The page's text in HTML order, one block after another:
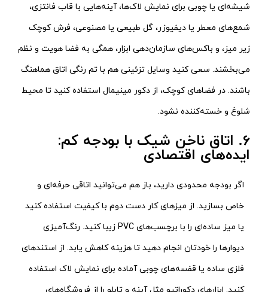
شیشه‌ای یا چوبی برای نمایش لاک‌ها، آینه‌هایی با قاب فانتزی،
شمع‌های معطر یا دیفیوزر، گل طبیعی یا مصنوعی، فرش کوچک
زیر میز، و باکس‌های سازمان‌دهی ابزار، همگی به فضا هویت و نظم
می‌بخشند. سعی کنید وسایل تزئینی هم با تم رنگی اتاق هماهنگ
باشند. در فضاهای کوچک، از دکور مینیمال استفاده کنید تا محیط
شلوغ و خسته‌کننده نشود.
6. اتاق ناخن شیک با بودجه کم:
ایده‌های اقتصادی
اگر بودجه محدودی دارید، باز هم می‌توانید اتاقی حرفه‌ای و
خاص بسازید. از میزهای کار دست دوم با کیفیت استفاده کنید
یا میز ساده‌ای را با برچسب‌های PVC زیبا کنید. رنگ‌آمیزی
دیوارها را خودتان انجام دهید تا هزینه کاهش یابد. از استندهای
فلزی ساده یا قفسه‌های چوبی آماده برای نمایش لاک استفاده